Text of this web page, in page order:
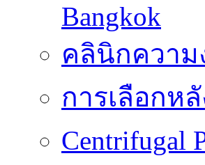
Bangkok
คลินิกความ
การเลือกห